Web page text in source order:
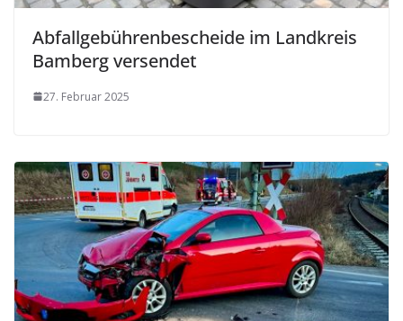
Abfallgebührenbescheide im Landkreis
Bamberg versendet
27. Februar 2025